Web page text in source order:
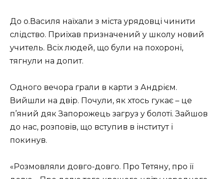
До о.Василя наїхали з міста урядовці чинити
слідство. Приїхав призначений у школу новий
учитель. Всіх людей, що були на похороні,
тягнули на допит.
Одного вечора грали в карти з Андрієм.
Вийшли на двір. Почули, як хтось гукає – це
п’яний дяк Запорожець загруз у болоті. Зайшов
до нас, розповів, що вступив в інститут і
покинув.
«Розмовляли довго-довго. Про Тетяну, про її